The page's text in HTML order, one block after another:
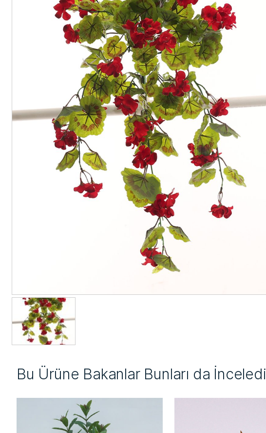
Bu Ürüne Bakanlar Bunları da İnceledi